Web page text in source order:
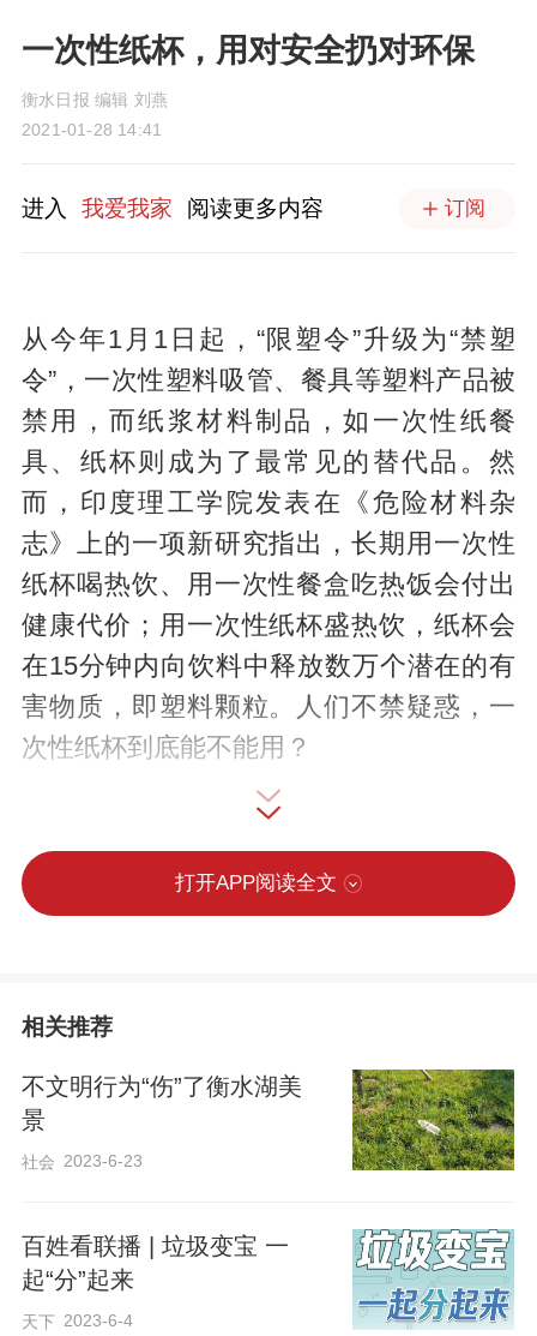
一次性纸杯，用对安全扔对环保
衡水日报 编辑 刘燕
2021-01-28 14:41
进入 我爱我家 阅读更多内容 订阅
从今年1月1日起，“限塑令”升级为“禁塑
令”，一次性塑料吸管、餐具等塑料产品被
禁用，而纸浆材料制品，如一次性纸餐
具、纸杯则成为了最常见的替代品。然
而，印度理工学院发表在《危险材料杂
志》上的一项新研究指出，长期用一次性
纸杯喝热饮、用一次性餐盒吃热饭会付出
健康代价；用一次性纸杯盛热饮，纸杯会
在15分钟内向饮料中释放数万个潜在的有
害物质，即塑料颗粒。人们不禁疑惑，一
次性纸杯到底能不能用？
对上述研究结论，华南理工大学轻工科学
外，还检测出了重金属离子等有害物质，
可能是研究所用纸杯存在质量问题。”纸杯
是有保质期的，1~5年不等，如果超过保质
期或储藏运输条件不当等，就会造成覆膜
些质量未达安全质量标准的纸杯，才可能
存在重金属离子超标等问题。但此研究仅
提到在校园内收集了5种纸杯，采样的普遍
打开APP阅读全文
相关推荐
不文明行为“伤”了衡水湖美
景
社会 2023-6-23
百姓看联播 | 垃圾变宝 一
起“分”起来
天下 2023-6-4